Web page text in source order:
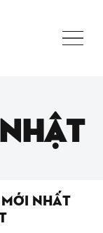
mới nhất